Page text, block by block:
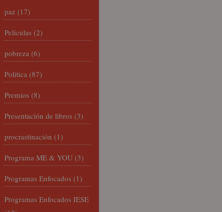
paz (17)
Películas (2)
pobreza (6)
Política (87)
Premios (8)
Presentación de libros (3)
procrastinación (1)
Programa ME & YOU (3)
Programas Enfocados (1)
Programas Enfocados IESE